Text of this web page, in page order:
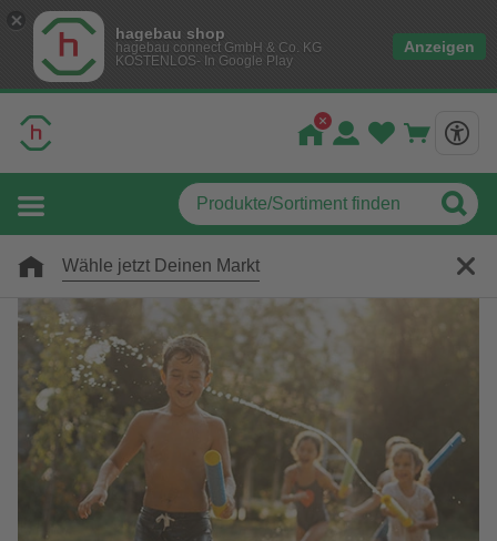
hagebau shop
hagebau connect GmbH & Co. KG
KOSTENLOS- In Google Play
Anzeigen
Wähle jetzt Deinen Markt